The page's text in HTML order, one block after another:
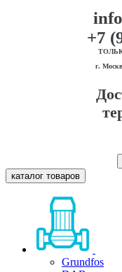
+7
г.
каталог товаров
Grundfos